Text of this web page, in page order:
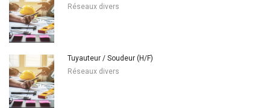
Réseaux divers
Tuyauteur / Soudeur (H/F)
Réseaux divers